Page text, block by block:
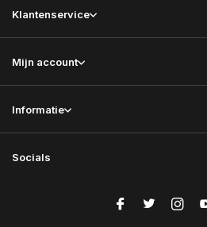
Klantenservice
Mijn account
Informatie
Socials